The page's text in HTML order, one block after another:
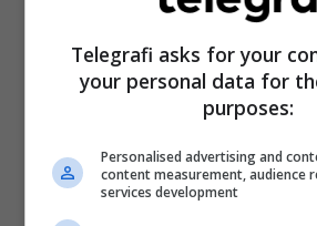
Telegrafi asks for your
your personal data for
purposes:
Personalised advertising and
content measurement, audience
services development